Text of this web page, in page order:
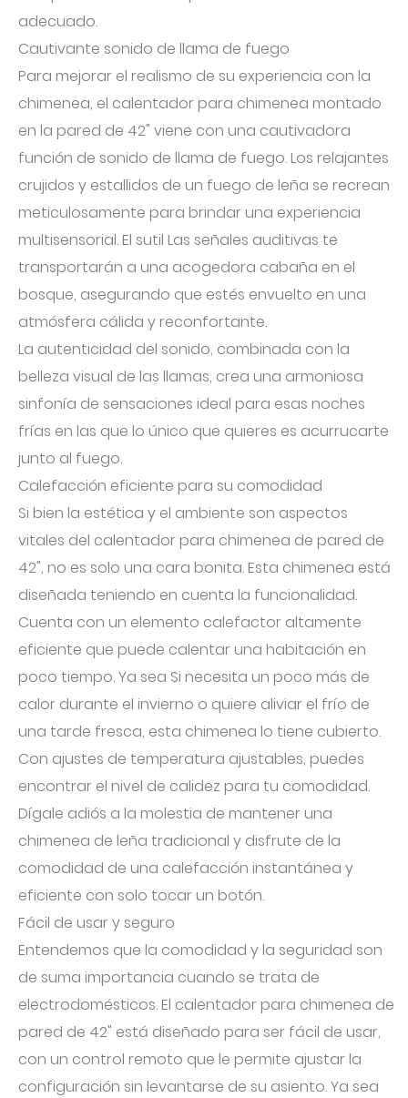
adecuado.
Cautivante sonido de llama de fuego
Para mejorar el realismo de su experiencia con la
chimenea, el calentador para chimenea montado
en la pared de 42" viene con una cautivadora
función de sonido de llama de fuego. Los relajantes
crujidos y estallidos de un fuego de leña se recrean
meticulosamente para brindar una experiencia
multisensorial. El sutil Las señales auditivas te
transportarán a una acogedora cabaña en el
bosque, asegurando que estés envuelto en una
atmósfera cálida y reconfortante.
La autenticidad del sonido, combinada con la
belleza visual de las llamas, crea una armoniosa
sinfonía de sensaciones ideal para esas noches
frías en las que lo único que quieres es acurrucarte
junto al fuego.
Calefacción eficiente para su comodidad
Si bien la estética y el ambiente son aspectos
vitales del calentador para chimenea de pared de
42", no es solo una cara bonita. Esta chimenea está
diseñada teniendo en cuenta la funcionalidad.
Cuenta con un elemento calefactor altamente
eficiente que puede calentar una habitación en
poco tiempo. Ya sea Si necesita un poco más de
calor durante el invierno o quiere aliviar el frío de
una tarde fresca, esta chimenea lo tiene cubierto.
Con ajustes de temperatura ajustables, puedes
encontrar el nivel de calidez para tu comodidad.
Dígale adiós a la molestia de mantener una
chimenea de leña tradicional y disfrute de la
comodidad de una calefacción instantánea y
eficiente con solo tocar un botón.
Fácil de usar y seguro
Entendemos que la comodidad y la seguridad son
de suma importancia cuando se trata de
electrodomésticos. El calentador para chimenea de
pared de 42" está diseñado para ser fácil de usar,
con un control remoto que le permite ajustar la
configuración sin levantarse de su asiento. Ya sea